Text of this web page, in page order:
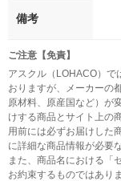
備考
ご注意【免責】
アスクル（LOHACO）で
おりますが、メーカーの
原材料、原産国など）が
けする商品とサイト上の
用前には必ずお届けした
に詳細な商品情報が必要
また、商品名における「
お約束するものではあり